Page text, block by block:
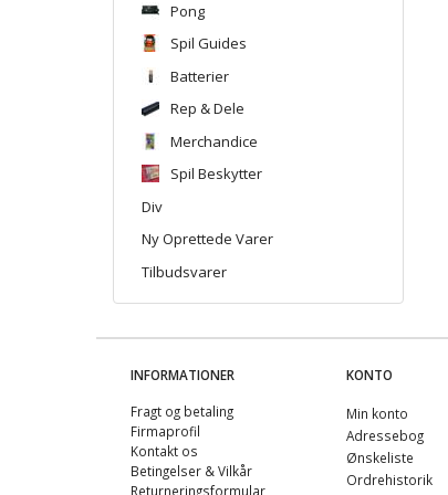
Pong
Spil Guides
Batterier
Rep & Dele
Merchandice
Spil Beskytter
Div
Ny Oprettede Varer
Tilbudsvarer
INFORMATIONER
Fragt og betaling
Firmaprofil
Kontakt os
Betingelser & Vilkår
Returneringsformular
KONTO
Min konto
Adressebog
Ønskeliste
Ordrehistorik